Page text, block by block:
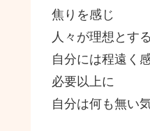
焦りを感じ
人々が理想とす
自分には程遠く
必要以上に
自分は何も無い